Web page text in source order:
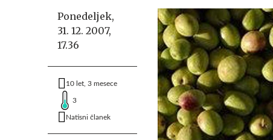
Ponedeljek,
31. 12. 2007,
17.36
10 let, 3 mesece
3
Natisni članek